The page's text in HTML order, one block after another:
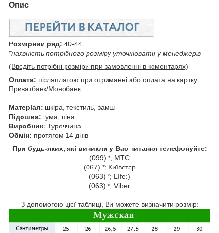
Опис
Розмірний ряд: 40-44
*наявність потрібного розміру уточнювати у менеджерів
(Введіть потрібні розміри при замовленні в коментарях)
Оплата: післяплатою при отриманні або оплата на картку
Приватбанк/Монобанк
Матеріал: шкіра, текстиль, замш
Підошва: гума, піна
Виробник: Туреччина
Обмін: протягом 14 днів
При будь-яких, які виникли у Вас питання телефонуйте:
(099) *; МТС
(067) *; Київстар
(063) *; LIfe:)
(063) *; Viber
З допомогою цієї таблиці, Ви можете визначити розмір: